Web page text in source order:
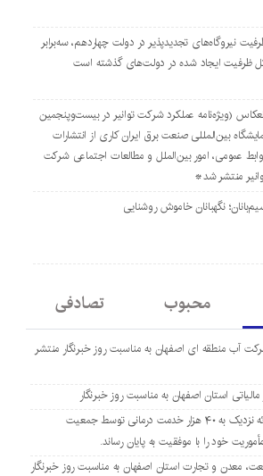
نیروگاه‌های تجدیدپذیر در دولت چهاردهم، سه‌برابر
ظرفیت ایجاد شده در دولت‌های گذشته است
(ویژه‌نامه عملکرد شرکت توانیر در بیست‌وپنجمین
بین‌المللی صنعت برق ایران کاری از انتشارات
عمومی، امور بین‌الملل و مطالعات اجتماعی شرکت
منتشر شد*
نگهبانان خاموش روشنایی
محبوب تصادفی
آب منطقه ای اصفهان به مناسبت روز خبرنگار منتشر
استان اصفهان به مناسبت روز خبرنگار
درمانگاه «نبأ» نجف با ارائه نزدیک به ۴۰ هزار خدمت درمانی توسط جمعیت
خود را با موفقیت به پایان رساند.
معدن و تجارت استان اصفهان به مناسبت روز خبرنگار